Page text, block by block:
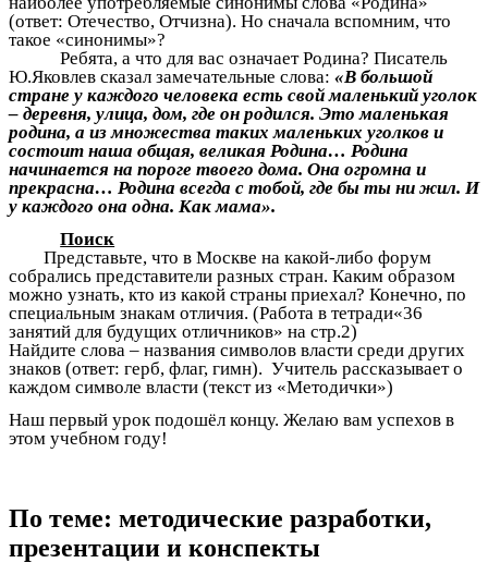
(ответ: Отечество, Отчизна). Но сначала вспомним, что
такое «синонимы»?
Ребята, а что для вас означает Родина? Писатель
Ю.Яковлев сказал замечательные слова: «В большой
стране у каждого человека есть свой маленький уголок
– деревня, улица, дом, где он родился. Это маленькая
родина, а из множества таких маленьких уголков и
состоит наша общая, великая Родина… Родина
начинается на пороге твоего дома. Она огромна и
прекрасна… Родина всегда с тобой, где бы ты ни жил. И
у каждого она одна. Как мама».
Поиск
Представьте, что в Москве на какой-либо форум
собрались представители разных стран. Каким образом
можно узнать, кто из какой страны приехал? Конечно, по
специальным знакам отличия. (Работа в тетради«36
занятий для будущих отличников» на стр.2)
Найдите слова – названия символов власти среди других
знаков (ответ: герб, флаг, гимн). Учитель рассказывает о
каждом символе власти (текст из «Методички»)
Наш первый урок подошёл концу. Желаю вам успехов в
этом учебном году!
По теме: методические разработки,
презентации и конспекты